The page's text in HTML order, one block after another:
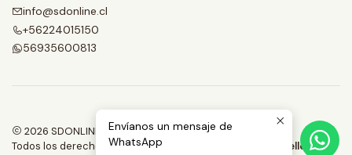
info@sdonline.cl
+56224015150
56935600813
2026 SDONLINE.
Todos los derechos reservados.
Desarrollado por Jumpseller.
Envíanos un mensaje de
WhatsApp